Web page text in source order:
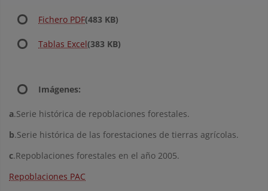
Fichero PDF(483 KB)
Tablas Excel(383 KB)
Imágenes:
a.Serie histórica de repoblaciones forestales.
b.Serie histórica de las forestaciones de tierras agrícolas.
c.Repoblaciones forestales en el año 2005.
Repoblaciones PAC